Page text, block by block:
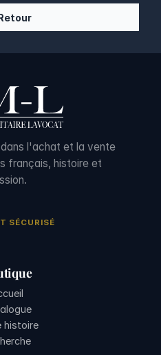
l'achat et la vente
français, histoire et
SÉCURISÉ
histoire